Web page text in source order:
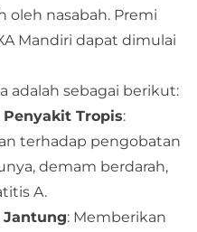
nasabah. Premi
Mandiri dapat dimulai
adalah sebagai berikut:
Tropis:
terhadap pengobatan
demam berdarah,
A.
Jantung: Memberikan